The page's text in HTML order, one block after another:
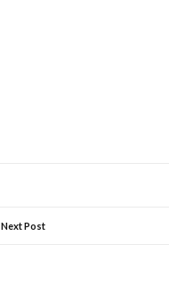
Next Post